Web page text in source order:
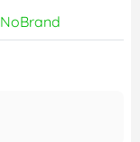
NoBrand